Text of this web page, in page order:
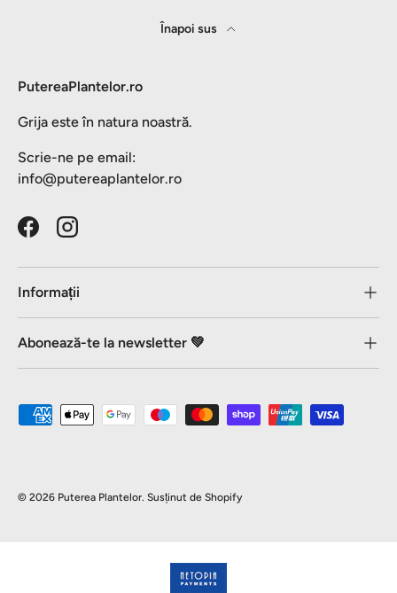
Înapoi sus
PutereaPlantelor.ro
Grija este în natura noastră.
Scrie-ne pe email:
info@putereaplantelor.ro
FacebookInstagram
Informații
Abonează-te la newsletter 💚
Metode de plată acceptate
© 2026 Puterea Plantelor. Susținut de Shopify